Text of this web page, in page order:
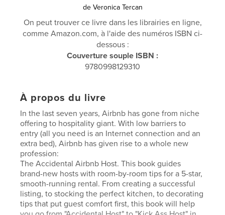
de Veronica Tercan
On peut trouver ce livre dans les librairies en ligne,
comme Amazon.com, à l'aide des numéros ISBN ci-
dessous :
Couverture souple ISBN :
9780998129310
À propos du livre
In the last seven years, Airbnb has gone from niche
offering to hospitality giant. With low barriers to
entry (all you need is an Internet connection and an
extra bed), Airbnb has given rise to a whole new
profession:
The Accidental Airbnb Host. This book guides
brand-new hosts with room-by-room tips for a 5-star,
smooth-running rental. From creating a successful
listing, to stocking the perfect kitchen, to decorating
tips that put guest comfort first, this book will help